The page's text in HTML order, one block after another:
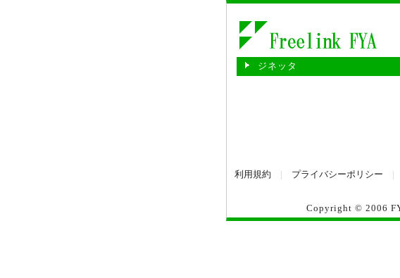
ジネッタ
利用規約 プライバシーポリシー
Copyright © 2006